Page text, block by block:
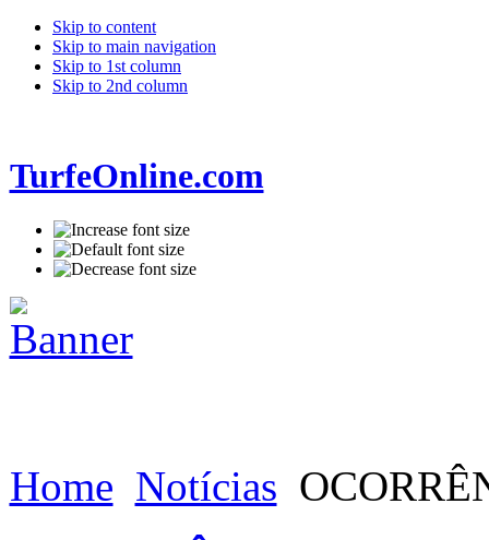
Skip to content
Skip to main navigation
Skip to 1st column
Skip to 2nd column
TurfeOnline.com
Home Notícias